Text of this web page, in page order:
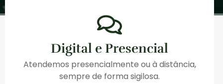
Digital e Presencial
Atendemos presencialmente ou à distância,
sempre de forma sigilosa.